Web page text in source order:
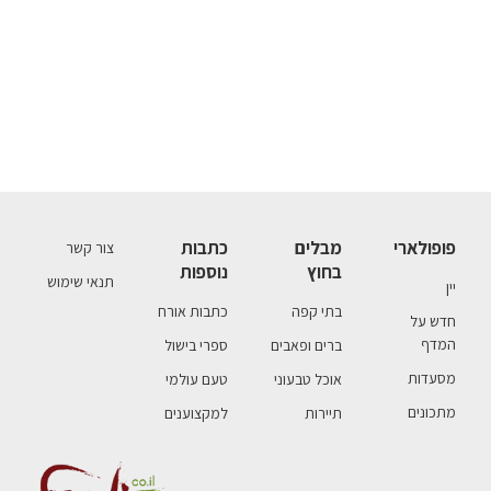
פופולארי
יין
חדש על
המדף
מסעדות
מתכונים
מבלים
בחוץ
בתי קפה
ברים ופאבים
אוכל טבעוני
תיירות
כתבות
נוספות
כתבות אורח
ספרי בישול
טעם עולמי
למקצוענים
צור קשר
תנאי שימוש